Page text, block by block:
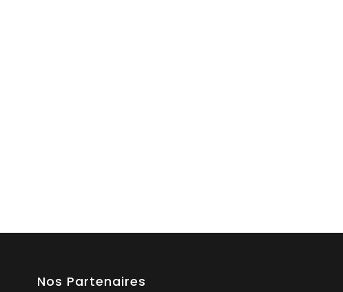
Nos Partenaires